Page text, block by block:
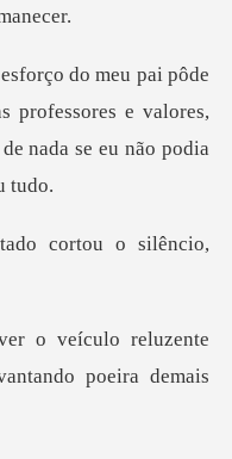
professores e valores,
cortou o silêncio,
eluzente